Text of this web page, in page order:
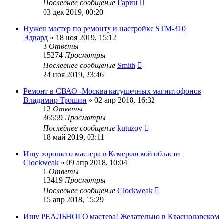
Последнее сообщение Гарин
03 дек 2019, 00:20
Нужен мастер по ремонту и настройке STM-310
Эдвард » 18 ноя 2019, 15:12
3 Ответы
15274 Просмотры
Последнее сообщение Smith
24 ноя 2019, 23:46
Ремонт в СВАО -Москва катушечных магнитофонов
Владимир Трошин » 02 апр 2018, 16:32
12 Ответы
36559 Просмотры
Последнее сообщение kutuzov
18 май 2019, 03:11
Ищу хорошего мастера в Кемеровской области
Clockweak » 09 апр 2018, 10:04
1 Ответы
13419 Просмотры
Последнее сообщение Clockweak
15 апр 2018, 15:29
Ищу РЕАЛЬНОГО мастера! Желательно в Краснодарском